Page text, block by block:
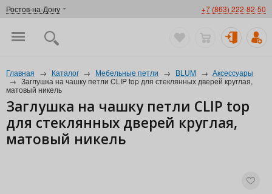
Ростов-на-Дону +7 (863) 222-82-50
Главная → Каталог → Мебельные петли → BLUM → Аксессуары
→ Заглушка на чашку петли CLIP top для стеклянных дверей круглая,
матовый никель
Заглушка на чашку петли CLIP top
для стеклянных дверей круглая,
матовый никель